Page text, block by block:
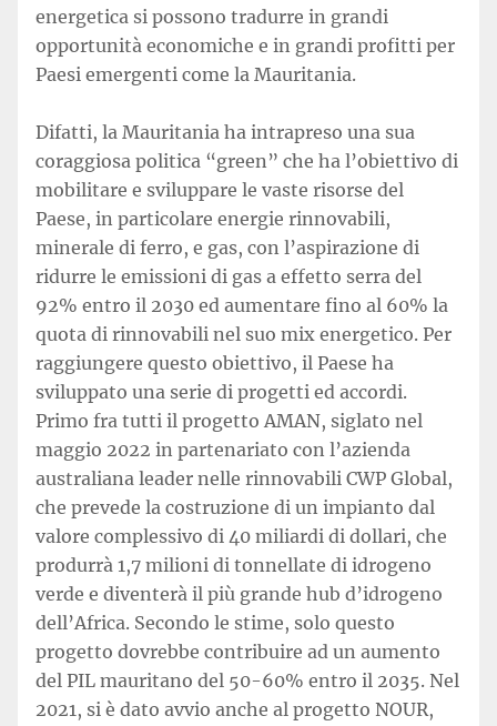
energetica si possono tradurre in grandi
opportunità economiche e in grandi profitti per
Paesi emergenti come la Mauritania.
Difatti, la Mauritania ha intrapreso una sua
coraggiosa politica “green” che ha l’obiettivo di
mobilitare e sviluppare le vaste risorse del
Paese, in particolare energie rinnovabili,
minerale di ferro, e gas, con l’aspirazione di
ridurre le emissioni di gas a effetto serra del
92% entro il 2030 ed aumentare fino al 60% la
quota di rinnovabili nel suo mix energetico. Per
raggiungere questo obiettivo, il Paese ha
sviluppato una serie di progetti ed accordi.
Primo fra tutti il progetto AMAN, siglato nel
maggio 2022 in partenariato con l’azienda
australiana leader nelle rinnovabili CWP Global,
che prevede la costruzione di un impianto dal
valore complessivo di 40 miliardi di dollari, che
produrrà 1,7 milioni di tonnellate di idrogeno
verde e diventerà il più grande hub d’idrogeno
dell’Africa. Secondo le stime, solo questo
progetto dovrebbe contribuire ad un aumento
del PIL mauritano del 50-60% entro il 2035. Nel
2021, si è dato avvio anche al progetto NOUR,